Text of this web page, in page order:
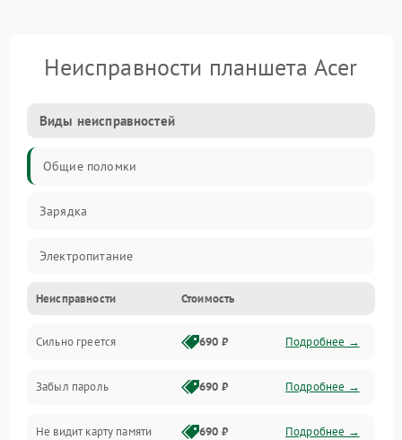
Неисправности планшета Acer
Виды неисправностей
Общие поломки
Зарядка
Электропитание
Экран и изображение
Дисплей
Экран (дисплей)
Связь
Неисправности Стоимость
Сильно греется 690 ₽ Подробнее →
Забыл пароль 690 ₽ Подробнее →
Не видит карту памяти 690 ₽ Подробнее →